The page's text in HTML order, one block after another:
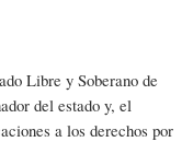
Libre y Soberano de
del estado y, el
a los derechos por